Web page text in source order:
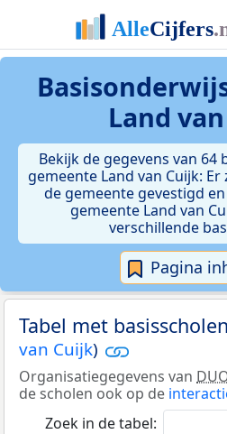
Land
Bekijk de gegevens van 64
gemeente Land van Cuijk:
de gemeente gevestigd
gemeente Land van
verschillende
Pagina
Tabel met basisscholen
van Cuijk)
Organisatiegegevens van
de scholen ook op de
Zoek in de tabel: